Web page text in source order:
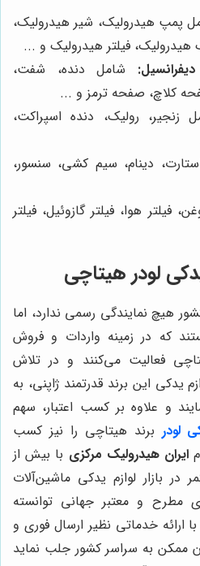
پمپ هیدرولیک، شیر هیدرولیک،
فیلتر هیدرولیک و ...
شامل دنده، شفت،
کلاچ، صفحه ترمز و ...
زنجیر، رولیک، دنده اسپراکت،
دینام، سیم کشی، سنسور،
فیلتر هوا، فیلتر گازوئیل، فیلتر
لودر هیتاچی
هیچ نمایندگی رسمی ندارد، اما
که در زمینه واردات و فروش
فعالیت می‌کنند و در تلاش
یدکی این برند قدرتمند ژاپنی، به
و علاوه بر کسب اعتبار، سهم
لودر برند هیتاچی را نیز کسب
ایران هیدرولیک مرکزی با بیش از
در بازار لوازم یدکی ماشین‌آلات
مطرح و معتبر جهانی توانسته
ارائه خدماتی نظیر ارسال فوری و
ممکن به سراسر کشور جلب نماید